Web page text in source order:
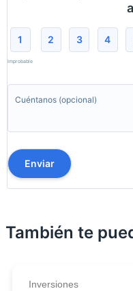
1
Improbable
2 3 4
Enviar
También te
Inversiones